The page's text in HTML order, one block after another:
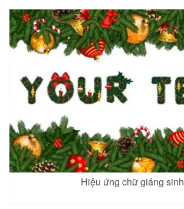
Hiệu ứng chữ giáng sinh